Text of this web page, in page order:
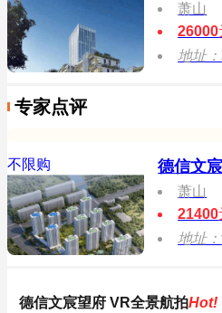
萧山
26000
地址：
专家点评
不限购 德信文
萧山
21400
地址：
德信文宸望府 VR全景航拍Hot!